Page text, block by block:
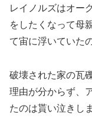
レイノルズはオー
をしたくなって母
て宙に浮いていた
破壊された家の瓦
理由が分からず、
たのは貰い泣きし